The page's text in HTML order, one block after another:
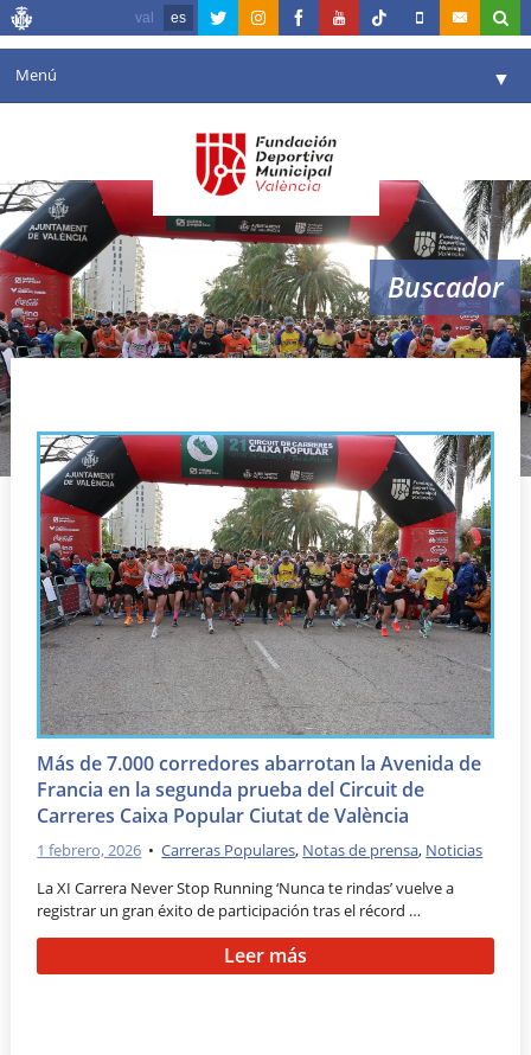
val es
Menú ▼
Agenda
Instalaciones ▼
Comunicación ▼
Valencia en deporte ▼
Reservas
Buscador
circuit
Más de 7.000 corredores abarrotan la Avenida de
Francia en la segunda prueba del Circuit de
Carreres Caixa Popular Ciutat de València
1 febrero, 2026 •Carreras Populares, Notas de prensa, Noticias
La XI Carrera Never Stop Running ‘Nunca te rindas’ vuelve a
registrar un gran éxito de participación tras el récord …
Leer más